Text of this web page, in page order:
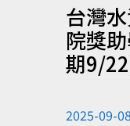
台灣
院獎
期9/
2025-09-